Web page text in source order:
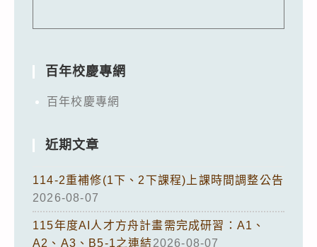
百年校慶專網
百年校慶專網
近期文章
114-2重補修(1下、2下課程)上課時間調整公告
2026-08-07
115年度AI人才方舟計畫需完成研習：A1、
A2、A3、B5-1之連結2026-08-07